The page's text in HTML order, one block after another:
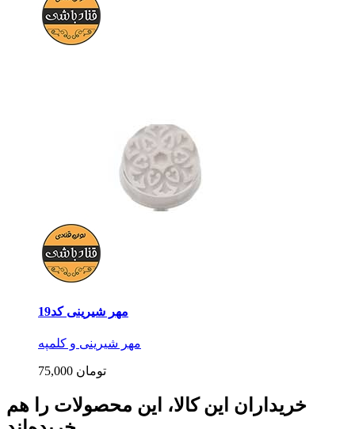
مهر شیرینی کد19
مهر شیرینی و کلمپه
75,000 تومان
خریداران این کالا، این محصولات را هم